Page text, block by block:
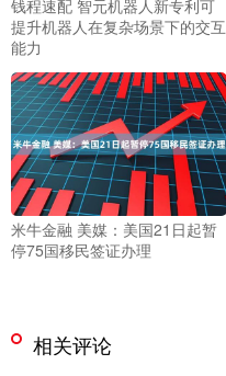
钱程速配 智元机器人新专利可
提升机器人在复杂场景下的交互
能力
米牛金融 美媒：美国21日起暂
停75国移民签证办理
相关评论